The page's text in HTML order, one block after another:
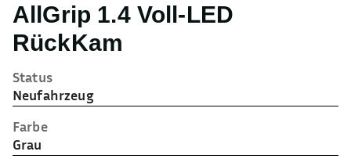
AllGrip 1.4 Voll-LED
RückKam
Status
Neufahrzeug
Farbe
Grau